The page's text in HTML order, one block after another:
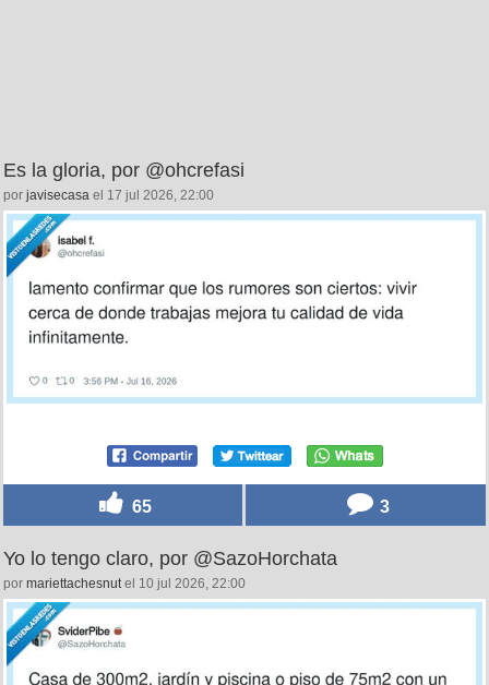
Es la gloria, por @ohcrefasi
por javisecasa el 17 jul 2026, 22:00
65 3
Yo lo tengo claro, por @SazoHorchata
por mariettachesnutel 10 jul 2026, 22:00